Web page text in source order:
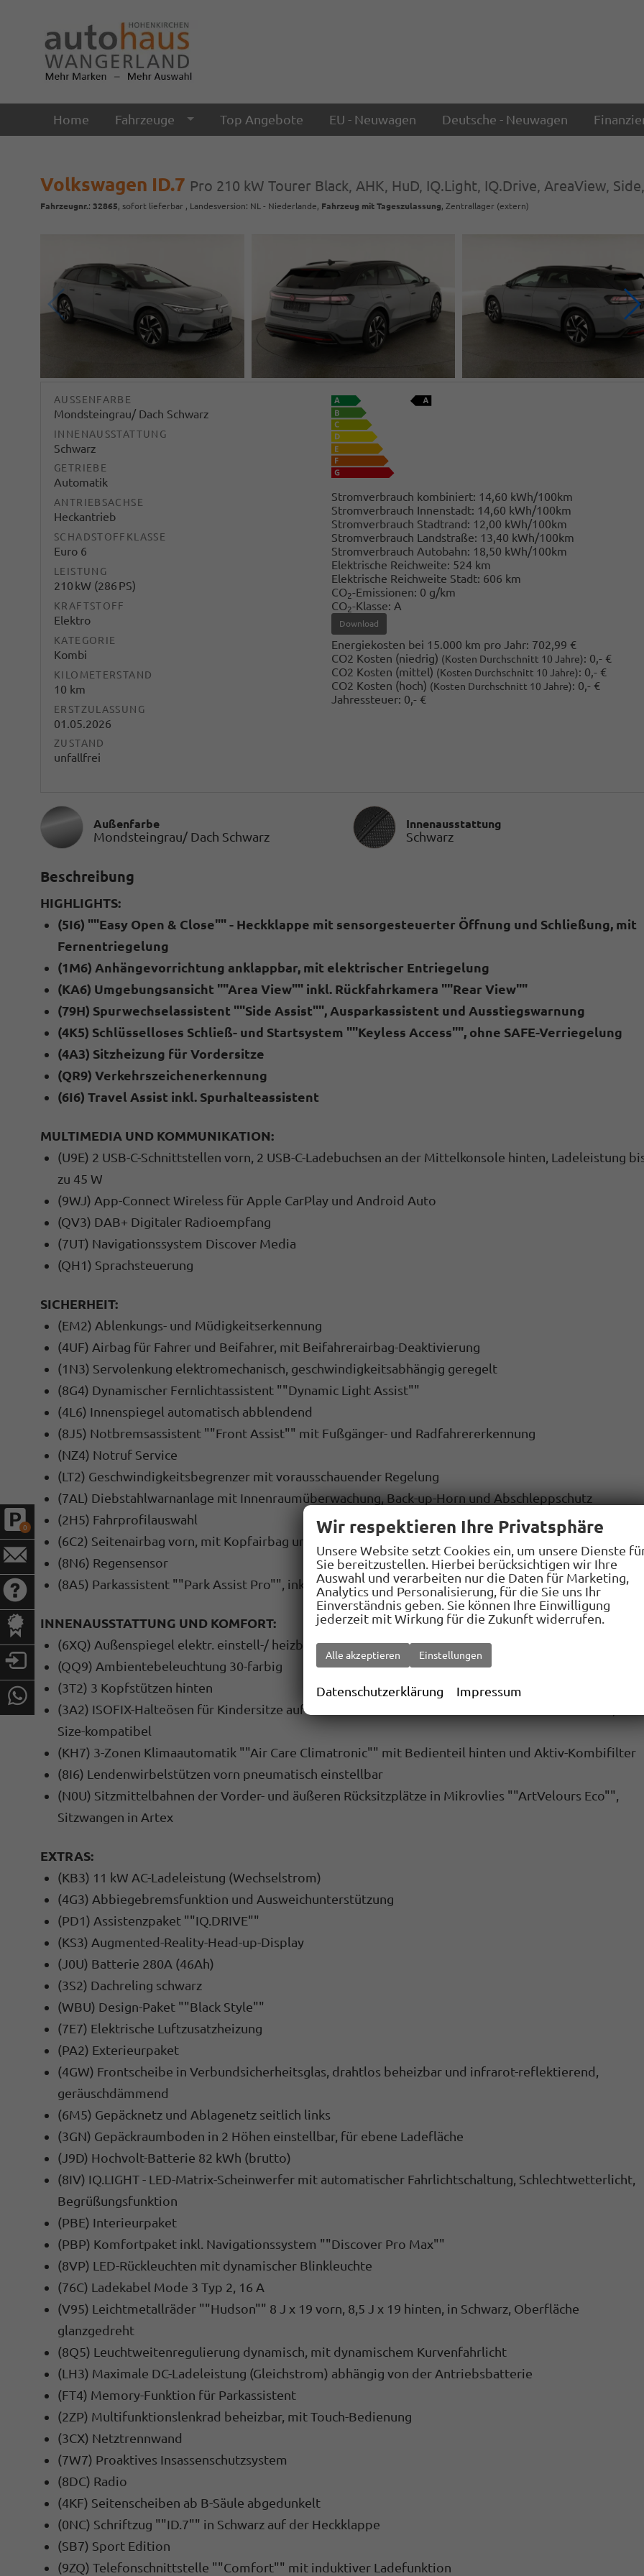
0
Home Fahrzeuge Top Angebote EU - Neuwagen Deutsche - Neuwagen
Volkswagen ID.7 Pro 210 kW Tourer Black, AHK, HuD, IQ.Light, IQ.Drive, AreaView,
Fahrzeugnr.: 32865, sofort lieferbar , Landesversion: NL - Niederlande, Fahrzeug mit Tageszulassung, Zentrallager (extern)
AUSSENFARBE
Mondsteingrau/ Dach Schwarz
INNENAUSSTATTUNG
Schwarz
GETRIEBE
Automatik
ANTRIEBSACHSE
Heckantrieb
SCHADSTOFFKLASSE
Euro 6
LEISTUNG
210 kW (286 PS)
KRAFTSTOFF
Elektro
KATEGORIE
Kombi
KILOMETERSTAND
10 km
ERSTZULASSUNG
01.05.2026
ZUSTAND
unfallfrei
Stromverbrauch kombiniert: 14,60 kWh/100km
Stromverbrauch Innenstadt: 14,60 kWh/100km
Stromverbrauch Stadtrand: 12,00 kWh/100km
Stromverbrauch Landstraße: 13,40 kWh/100km
Stromverbrauch Autobahn: 18,50 kWh/100km
Elektrische Reichweite: 524 km
Elektrische Reichweite Stadt: 606 km
CO2-Emissionen: 0 g/km
CO2-Klasse: A
Download
Energiekosten bei 15.000 km pro Jahr: 702,99 €
CO2 Kosten (niedrig) (Kosten Durchschnitt 10 Jahre): 0,- €
CO2 Kosten (mittel) (Kosten Durchschnitt 10 Jahre): 0,- €
CO2 Kosten (hoch) (Kosten Durchschnitt 10 Jahre): 0,- €
Jahressteuer: 0,- €
Außenfarbe
Mondsteingrau/ Dach Schwarz
Innenausstattung
Innenausstattung
Schwarz
Beschreibung
HIGHLIGHTS:
(5I6) ""Easy Open & Close"" - Heckklappe mit sensorgesteuerter Öffnung und Schließung, mit
Fernentriegelung
(1M6) Anhängevorrichtung anklappbar, mit elektrischer Entriegelung
(KA6) Umgebungsansicht ""Area View"" inkl. Rückfahrkamera ""Rear View""
(79H) Spurwechselassistent ""Side Assist"", Ausparkassistent und Ausstiegswarnung
(4K5) Schlüsselloses Schließ- und Startsystem ""Keyless Access"", ohne SAFE-Verriegelung
(4A3) Sitzheizung für Vordersitze
(QR9) Verkehrszeichenerkennung
(6I6) Travel Assist inkl. Spurhalteassistent
MULTIMEDIA UND KOMMUNIKATION:
(U9E) 2 USB-C-Schnittstellen vorn, 2 USB-C-Ladebuchsen an der Mittelkonsole hinten, Ladeleistung
zu 45 W
(9WJ) App-Connect Wireless für Apple CarPlay und Android Auto
(QV3) DAB+ Digitaler Radioempfang
(7UT) Navigationssystem Discover Media
(QH1) Sprachsteuerung
SICHERHEIT:
(EM2) Ablenkungs- und Müdigkeitserkennung
(4UF) Airbag für Fahrer und Beifahrer, mit Beifahrerairbag-Deaktivierung
(1N3) Servolenkung elektromechanisch, geschwindigkeitsabhängig geregelt
(8G4) Dynamischer Fernlichtassistent ""Dynamic Light Assist""
(4L6) Innenspiegel automatisch abblendend
(8J5) Notbremsassistent ""Front Assist"" mit Fußgänger- und Radfahrererkennung
(NZ4) Notruf Service
(LT2) Geschwindigkeitsbegrenzer mit vorausschauender Regelung
(7AL) Diebstahlwarnanlage mit Innenraumüberwachung, Back-up-Horn und Abschleppschutz
(2H5) Fahrprofilauswahl
(6C2) Seitenairbag vorn, mit Kopfairbag und Interaktionsairbag vorn
(8N6) Regensensor
(8A5) Parkassistent ""Park Assist Pro"", inkl. Einparkhilfe
INNENAUSSTATTUNG UND KOMFORT:
(6XQ) Außenspiegel elektr. einstell-/ heizbar und heranklappbar
(QQ9) Ambientebeleuchtung 30-farbig
(3T2) 3 Kopfstützen hinten
(3A2) ISOFIX-Halteösen für Kindersitze auf den äußeren Rücksitzen sowie auf dem Beifahrersitz, i-
Size-kompatibel
(KH7) 3-Zonen Klimaautomatik ""Air Care Climatronic"" mit Bedienteil hinten und Aktiv-Kombifilter
(8I6) Lendenwirbelstützen vorn pneumatisch einstellbar
(N0U) Sitzmittelbahnen der Vorder- und äußeren Rücksitzplätze in Mikrovlies ""ArtVelours Eco"",
Sitzwangen in Artex
EXTRAS:
(KB3) 11 kW AC-Ladeleistung (Wechselstrom)
(4G3) Abbiegebremsfunktion und Ausweichunterstützung
(PD1) Assistenzpaket ""IQ.DRIVE""
(KS3) Augmented-Reality-Head-up-Display
(J0U) Batterie 280A (46Ah)
(3S2) Dachreling schwarz
(WBU) Design-Paket ""Black Style""
(7E7) Elektrische Luftzusatzheizung
(PA2) Exterieurpaket
(4GW) Frontscheibe in Verbundsicherheitsglas, drahtlos beheizbar und infrarot-reflektierend,
geräuschdämmend
(6M5) Gepäcknetz und Ablagenetz seitlich links
(3GN) Gepäckraumboden in 2 Höhen einstellbar, für ebene Ladefläche
(J9D) Hochvolt-Batterie 82 kWh (brutto)
(8IV) IQ.LIGHT - LED-Matrix-Scheinwerfer mit automatischer Fahrlichtschaltung, Schlechtwetterlicht,
Begrüßungsfunktion
(PBE) Interieurpaket
(PBP) Komfortpaket inkl. Navigationssystem ""Discover Pro Max""
(8VP) LED-Rückleuchten mit dynamischer Blinkleuchte
(76C) Ladekabel Mode 3 Typ 2, 16 A
(V95) Leichtmetallräder ""Hudson"" 8 J x 19 vorn, 8,5 J x 19 hinten, in Schwarz, Oberfläche
glanzgedreht
(8Q5) Leuchtweitenregulierung dynamisch, mit dynamischem Kurvenfahrlicht
(LH3) Maximale DC-Ladeleistung (Gleichstrom) abhängig von der Antriebsbatterie
(FT4) Memory-Funktion für Parkassistent
(2ZP) Multifunktionslenkrad beheizbar, mit Touch-Bedienung
(3CX) Netztrennwand
(7W7) Proaktives Insassenschutzsystem
(8DC) Radio
(4KF) Seitenscheiben ab B-Säule abgedunkelt
(0NC) Schriftzug ""ID.7"" in Schwarz auf der Heckklappe
(SB7) Sport Edition
(9ZQ) Telefonschnittstelle ""Comfort"" mit induktiver Ladefunktion
Wir respektieren Ihre Privatsphäre
Unsere Website setzt Cookies ein, um unsere Dienste
Sie bereitzustellen. Hierbei berücksichtigen wir Ihre
Auswahl und verarbeiten nur die Daten für Marketing,
Analytics und Personalisierung, für die Sie uns Ihr
Einverständnis geben. Sie können Ihre Einwilligung
jederzeit mit Wirkung für die Zukunft widerrufen.
Alle akzeptieren Einstellungen
Datenschutzerklärung Impressum